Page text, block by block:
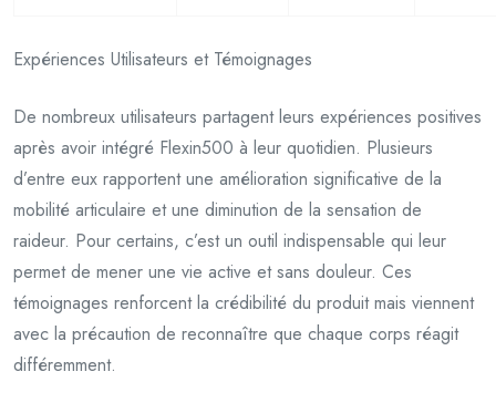
Expériences Utilisateurs et Témoignages
De nombreux utilisateurs partagent leurs expériences positives
après avoir intégré Flexin500 à leur quotidien. Plusieurs
d’entre eux rapportent une amélioration significative de la
mobilité articulaire et une diminution de la sensation de
raideur. Pour certains, c’est un outil indispensable qui leur
permet de mener une vie active et sans douleur. Ces
témoignages renforcent la crédibilité du produit mais viennent
avec la précaution de reconnaître que chaque corps réagit
différemment.